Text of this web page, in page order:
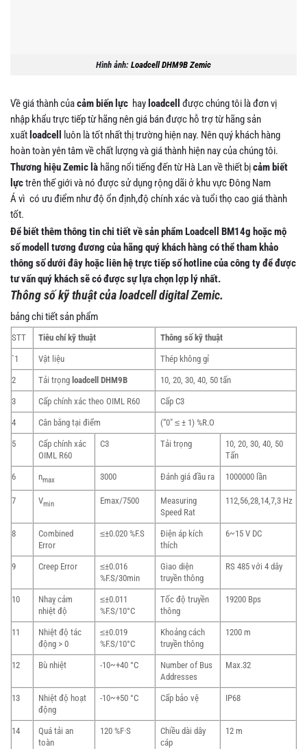
Hình ảnh: Loadcell DHM9B Zemic
Về giá thành củacảm biến lực hay loadcell
được chúng tôi là đơn vị
nhập khẩu trực tiếp từ hãng nên giá bán được hỗ trợ từ hãng sản
xuất loadcell
luôn là tốt nhất thị trường hiện nay. Nên quý khách hàng
hoàn toàn yên tâm về chất lượng và giá thành hiện nay của chúng tôi.
Thương hiệu Zemic là hãng nổi tiếng đến từ Hà Lan về thiết bịcảm biết
lựctrên thế giới và nó được sử dụng rộng dãi ở khu vực Đông Nam
Á vì có ưu điểm như độ ổn định,độ chính xác và tuổi thọ cao giá thành
tốt.
Để biết thêm thông tin chi tiết về sản phẩm Loadcell BM14g hoặc mộ
số modell tương đương của hãng quý khách hàng có thể tham khảo
thông số dưới đây hoặc liên hệ trực tiếp số hotline của công ty để được
tư vấn quý khách sẽ có được sự lựa chọn lợp lý nhất.
Thông số kỹ thuật của loadcell digital Zemic.
bảng chi tiết sản phẩm
STT Tiêu chí kỹ thuật Thông số kỹ thuật
`1 Vật liệu Thép không gỉ
2 Tải trọng loadcell DHM9B 10, 20, 30, 40, 50 tấn
3 Cấp chính xác theo OIML R60 Cấp C3
4 Cân bằng tại điểm (“0″ ≤ ± 1) %R.O
5
Cấp chính xác
OIML R60
C3 Tải trọng
10, 20, 30, 40, 50
Tấn
6 nmax 3000 Đánh giá đầu ra 1000000 lần
7 Vmin Emax/7500
Measuring
Speed Rat
112,56,28,14,7,3 Hz
8
Combined
Error
≤±0.020 %F.S
Điện áp kích
thích
6~15 V DC
9 Creep Error
≤±0.016
%F.S/30min
Giao diện
truyền thông
RS 485 với 4 dây
10
Nhaỵ cảm
nhiệt độ
≤±0.011
%F.S/10°C
Tốc độ truyền
thông
19200 Bps
11
Nhiệt độ tác
động > 0
≤±0.019
%F.S/10°C
Khoảng cách
truyền thông
1200 m
12 Bù nhiệt -10~+40 °C
Number of Bus
Addresses
Max.32
13
Nhiệt độ hoạt
động
-10~+50 °C Cấp bảo vệ IP68
14
Quá tải an
toàn
120 %F·S
Chiều dài dây
cáp
12 m